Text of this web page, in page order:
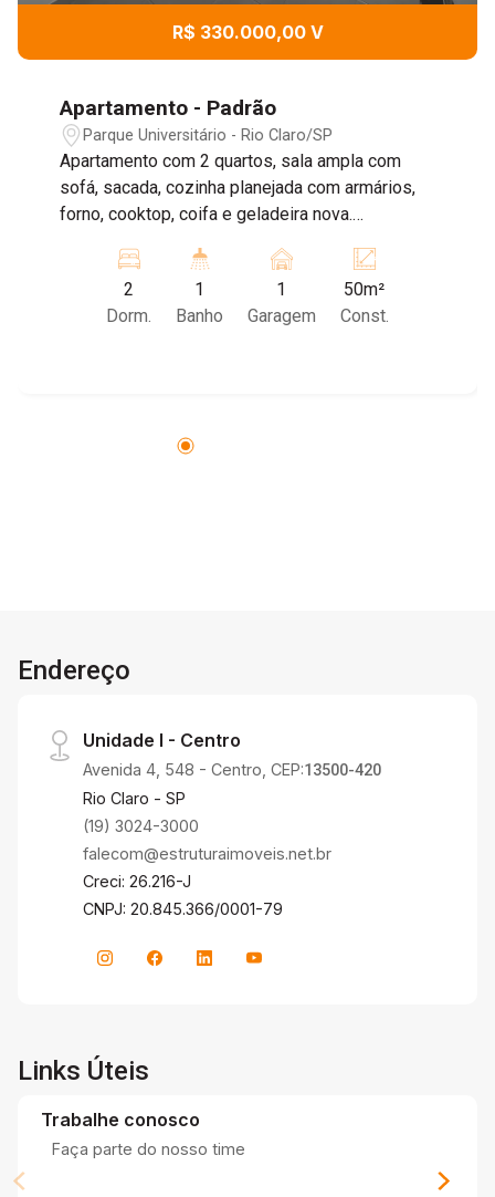
R$ 330.000,00 V
Apartamento - Padrão
Parque Universitário - Rio Claro/SP
Apartamento com 2 quartos, sala ampla com
sofá, sacada, cozinha planejada com armários,
forno, cooktop, coifa e geladeira nova.
banheiro com box de blindex, 1 vaga de
garagem coberta.
2
Dorm.
1
Banho
1
Garagem
50m²
Const.
Endereço
Unidade I - Centro
Avenida 4, 548 - Centro, CEP:13500-420
Rio Claro - SP
(19) 3024-3000
falecom@estruturaimoveis.net.br
Creci: 26.216-J
CNPJ: 20.845.366/0001-79
Links Úteis
Trabalhe conosco
Faça parte do nosso time